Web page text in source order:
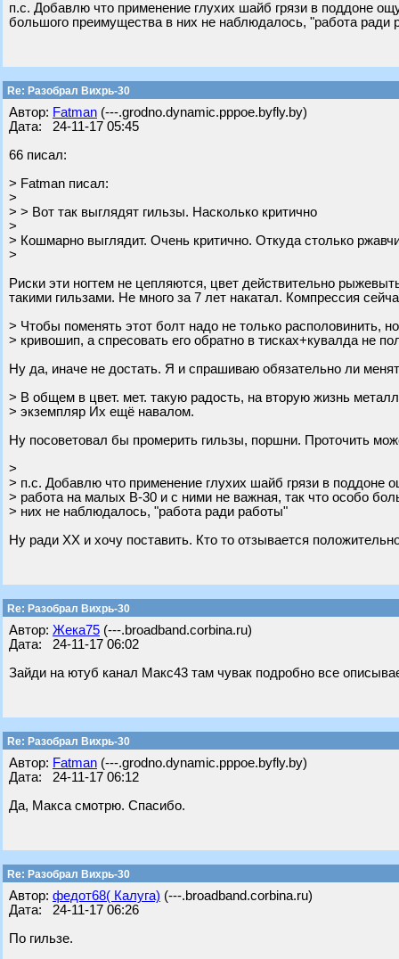
п.с. Добавлю что применение глухих шайб грязи в поддоне
большого преимущества в них не наблюдалось, "работа ради
Re: Разобрал Вихрь-30
Автор: Fatman (---.grodno.dynamic.pppoe.byfly.by)
Дата: 24-11-17 05:45
66 писал:
> Fatman писал:
>
> > Вот так выглядят гильзы. Насколько критично
>
> Кошмарно выглядит. Очень критично. Откуда столько
>
Риски эти ногтем не цепляются, цвет действительно
такими гильзами. Не много за 7 лет накатал. Компрессия
> Чтобы поменять этот болт надо не только располовинить,
> кривошип, а спресовать его обратно в тисках+кувалда не
Ну да, иначе не достать. Я и спрашиваю обязательно ли
> В общем в цвет. мет. такую радость, на вторую жизнь
> экземпляр Их ещё навалом.
Ну посоветовал бы промерить гильзы, поршни. Проточить
>
> п.с. Добавлю что применение глухих шайб грязи в поддоне
> работа на малых В-30 и с ними не важная, так что особо
> них не наблюдалось, "работа ради работы"
Ну ради ХХ и хочу поставить. Кто то отзывается
Re: Разобрал Вихрь-30
Автор: Жека75 (---.broadband.corbina.ru)
Дата: 24-11-17 06:02
Зайди на ютуб канал Макс43 там чувак подробно все
Re: Разобрал Вихрь-30
Автор: Fatman (---.grodno.dynamic.pppoe.byfly.by)
Дата: 24-11-17 06:12
Да, Макса смотрю. Спасибо.
Re: Разобрал Вихрь-30
Автор: федот68( Калуга) (---.broadband.corbina.ru)
Дата: 24-11-17 06:26
По гильзе.